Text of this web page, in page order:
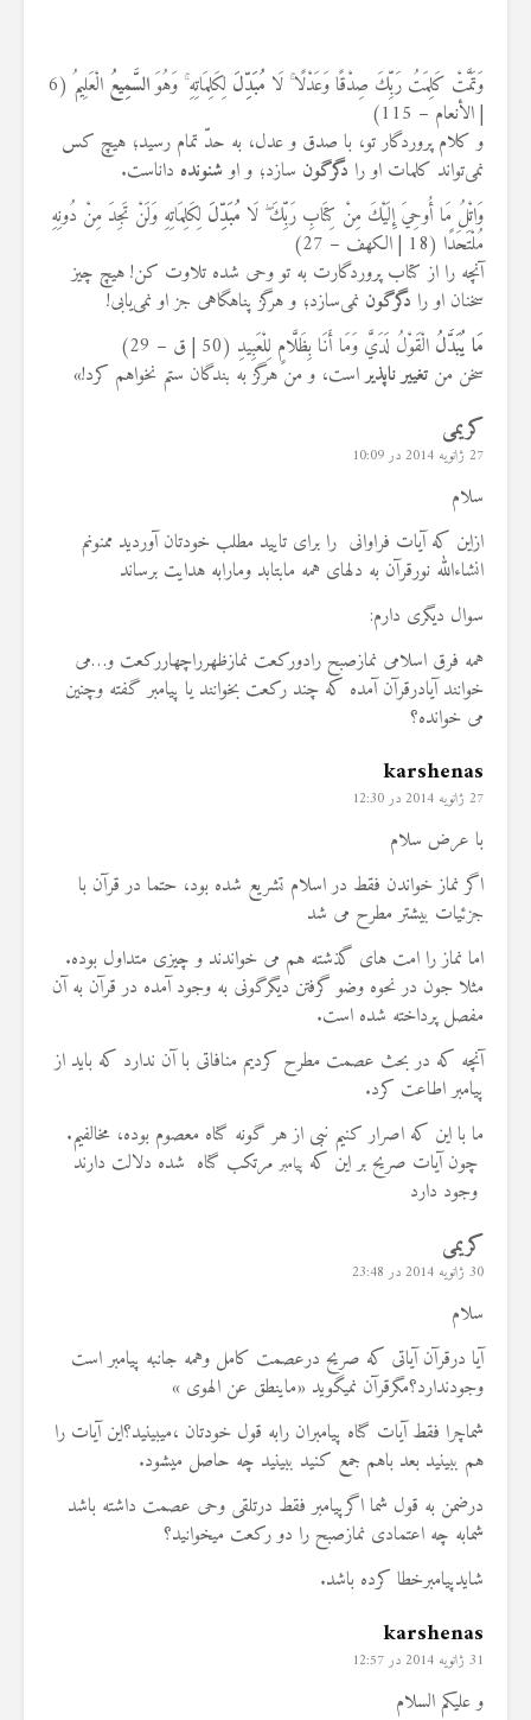
وَتَمَّتْ كَلِمَتُ رَبِّكَ صِدْقًا وَعَدْلًا ۚ لَا مُبَدِّلَ لِكَلِمَاتِهِ ۚ وَهُوَالسَّمِيعُ
الْعَلِيمُ (6
| الأنعام – 115)
و کلام پروردگار تو، با صدق و عدل، به حدّ تمام رسید؛ هیچ کس
نمی‌تواند کلمات او را دگرگون سازد؛ و اوشنونده داناست.
وَاتْلُ مَا أُوحِيَ إِلَيْكَ مِنْ كِتَابِ رَبِّكَ ۖ لَا مُبَدِّلَ لِكَلِمَاتِهِ وَلَنْ تَجِدَ مِنْ دُونِهِ
مُلْتَحَدًا (18 | الكهف – 27)
آنچه را از کتاب پروردگارت به تو وحی شده تلاوت کن! هیچ چیز
سخنان او را دگرگون نمی‌سازد؛ و هرگز پناهگاهی جز او نمی‌یابی!
مَا يُبَدَّلُ الْقَوْلُ لَدَيَّ وَمَا أَنَا بِظَلَّامٍ لِلْعَبِيدِ (50 | ق – 29)
سخن من تغییر ناپذیراست، و من هرگز به بندگان ستم نخواهم کرد!»
کریمی
27 ژانویه 2014 در 10:09
سلام
ازاین که آیات فراوانی را برای تایید مطلب خودتان آوردید ممنونم
انشاءالله نورقرآن به دلهای همه مابتابد ومارابه هدایت برساند
سوال دیگری دارم:
همه فرق اسلامی نمازصبح رادورکعت نمازظهرراچهاررکعت و…می
خوانند آیادرقرآن آمده که چند رکعت بخوانند یا پیامبر گفته وچنین
می خوانده؟
karshenas
27 ژانویه 2014 در 12:30
با عرض سلام
اگر نماز خواندن فقط در اسلام تشریع شده بود، حتما در قرآن با
جزئیات بیشتر مطرح می شد
اما نماز را امت های گذشته هم می خواندند و چیزی متداول بوده.
مثلا جون در نحوه وضو گرفتن دیگرگونی به وجود آمده در قرآن به آن
مفصل پرداخته شده است.
آنچه که در بحث عصمت مطرح کردیم منافاتی با آن ندارد که باید از
پیامبر اطاعت کرد.
ما با این که اصرار کنیم نبی از هر گونه گناه معصوم بوده، مخالفیم.
چون آیات صریح بر این که پیامبرمرتکب گناه شده دلالت دارند
وجود دارد
کریمی
30 ژانویه 2014 در 23:48
سلام
آیا درقرآن آیاتی که صریح درعصمت کامل وهمه جانبه پیامبر است
وجودندارد؟مگرقرآن نمیگوید «ماینطق عن الهوی »
شماچرا فقط آیات گناه پیامبران رابه قول خودتان ،میبینید؟این آیات را
هم ببینید بعد باهم جمع کنید ببینید چه حاصل میشود.
درضمن به قول شما اگرپیامبر فقط درتلقی وحی عصمت داشته باشد
شمابه چه اعتمادی نمازصبح را دو رکعت میخوانید؟
شایدپیامبرخطا کرده باشد.
karshenas
31 ژانویه 2014 در 12:57
و علیکم السلام